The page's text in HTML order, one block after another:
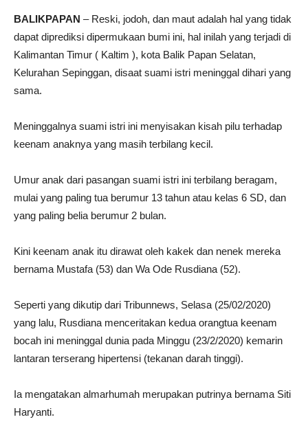
BALIKPAPAN – Reski, jodoh, dan maut adalah hal yang tidak
dapat diprediksi dipermukaan bumi ini, hal inilah yang terjadi di
Kalimantan Timur ( Kaltim ), kota Balik Papan Selatan,
Kelurahan Sepinggan, disaat suami istri meninggal dihari yang
sama.
Meninggalnya suami istri ini menyisakan kisah pilu terhadap
keenam anaknya yang masih terbilang kecil.
Umur anak dari pasangan suami istri ini terbilang beragam,
mulai yang paling tua berumur 13 tahun atau kelas 6 SD, dan
yang paling belia berumur 2 bulan.
Kini keenam anak itu dirawat oleh kakek dan nenek mereka
bernama Mustafa (53) dan Wa Ode Rusdiana (52).
Seperti yang dikutip dari Tribunnews, Selasa (25/02/2020)
yang lalu, Rusdiana menceritakan kedua orangtua keenam
bocah ini meninggal dunia pada Minggu (23/2/2020) kemarin
lantaran terserang hipertensi (tekanan darah tinggi).
Ia mengatakan almarhumah merupakan putrinya bernama Siti
Haryanti.